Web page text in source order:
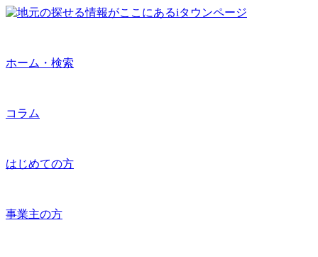
ホーム・検索
コラム
はじめての方
事業主の方